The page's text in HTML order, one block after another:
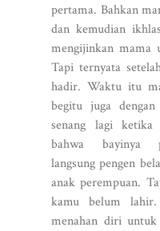
pertama. Bahkan
dan kemudian
mengijinkan mama
Tapi ternyata
hadir. Waktu itu
begitu juga
senang lagi ketika
bahwa bayinya
langsung pengen
anak perempuan.
kamu belum lahir.
menahan diri untuk